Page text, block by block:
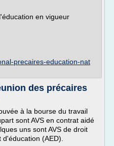
en vigueur
precaires-education-nat
des précaires
à la bourse du travail
sont AVS en contrat aidé
uns sont AVS de droit
(AED).